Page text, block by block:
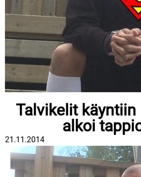
Talvikelit
alkoi
21.11.2014